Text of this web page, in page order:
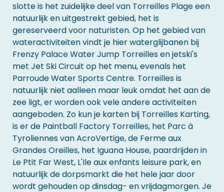
slotte is het zuidelijke deel van Torreilles Plage een
natuurlijk en uitgestrekt gebied, het is
gereserveerd voor naturisten. Op het gebied van
wateractiviteiten vindt je hier waterglijbanen bij
Frenzy Palace Water Jump Torreilles en jetski's
met Jet Ski Circuit op het menu, evenals het
Parroude Water Sports Centre. Torreilles is
natuurlijk niet aalleen maar leuk omdat het aan de
zee ligt, er worden ook vele andere activiteiten
aangeboden. Zo kun je karten bij Torreilles Karting,
is er de Paintball Factory Torreilles, het Parc à
Tyroliennes van AcroVertige, de Ferme aux
Grandes Oreilles, het Iguana House, paardrijden in
Le Ptit Far West, L'Ile aux enfants leisure park, en
natuurlijk de dorpsmarkt die het hele jaar door
wordt gehouden op dinsdag- en vrijdagmorgen. Je